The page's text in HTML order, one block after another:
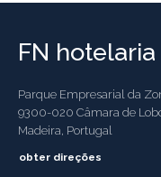
FN hotelaria
Parque Empresarial da
9300-020 Câmara de
Madeira, Portugal
obter direções